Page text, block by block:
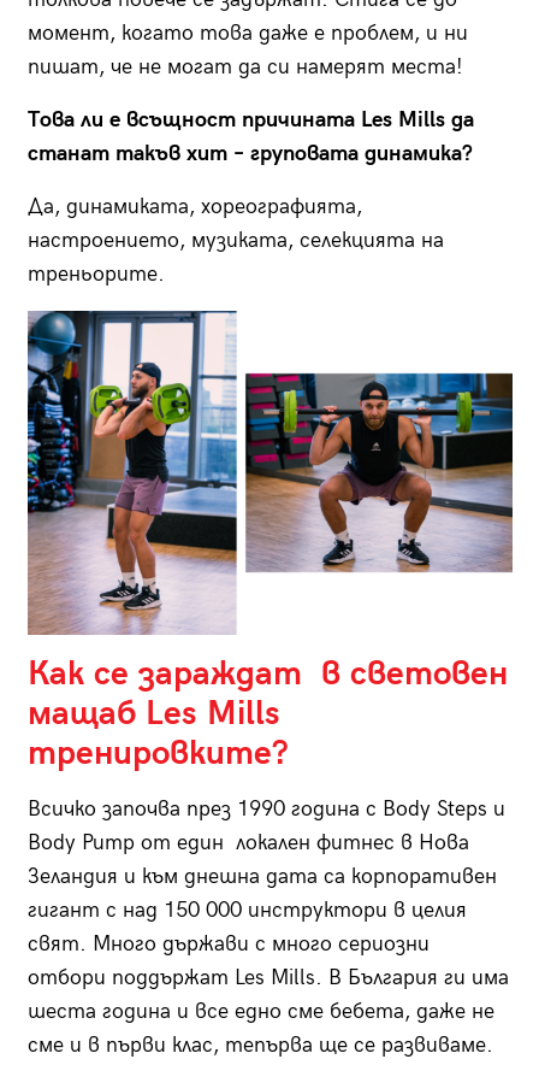
момент, когато това даже е проблем, и ни
пишат, че не могат да си намерят места!
Това ли е всъщност причината Les Mills да
станат такъв хит – груповата динамика?
Да, динамиката, хореографията,
настроението, музиката, селекцията на
треньорите.
Как се зараждат в световен
мащаб Les Mills
тренировките?
Всичко започва през 1990 година с Body Steps и
Body Pump от един локален фитнес в Нова
Зеландия и към днешна дата са корпоративен
гигант с над 150 000 инструктори в целия
свят. Много държави с много сериозни
отбори поддържат Les Mills. В България ги има
шеста година и все едно сме бебета, даже не
сме и в първи клас, тепърва ще се развиваме.